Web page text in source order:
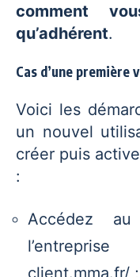
comment
qu’adhérent.
Cas d’une première
Voici les
un nouvel
créer puis
:
Accédez
client.mma.fr/ ;